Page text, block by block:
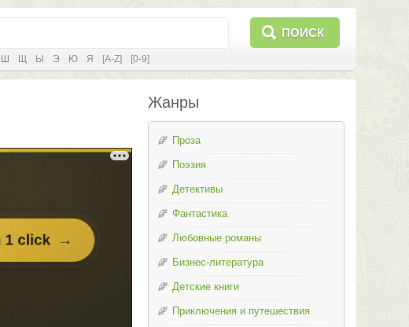
ПОИСК
Ш Щ Ы Э Ю Я [A-Z] [0-9]
Жанры
Проза
Поэзия
Детективы
Фантастика
Любовные романы
Бизнес-литература
Детские книги
Приключения и путешествия